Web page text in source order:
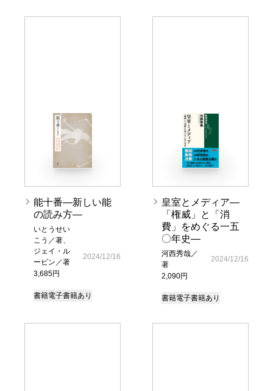
能十番―新しい能
の読み方―
いとうせい
こう／著、
ジェイ・ル
ービン／著
3,685円
2024/12/16
書籍電子書籍あり
皇室とメディア―
「権威」と「消
費」をめぐる一五
〇年史―
河西秀哉／
著
2,090円
2024/12/16
書籍電子書籍あり